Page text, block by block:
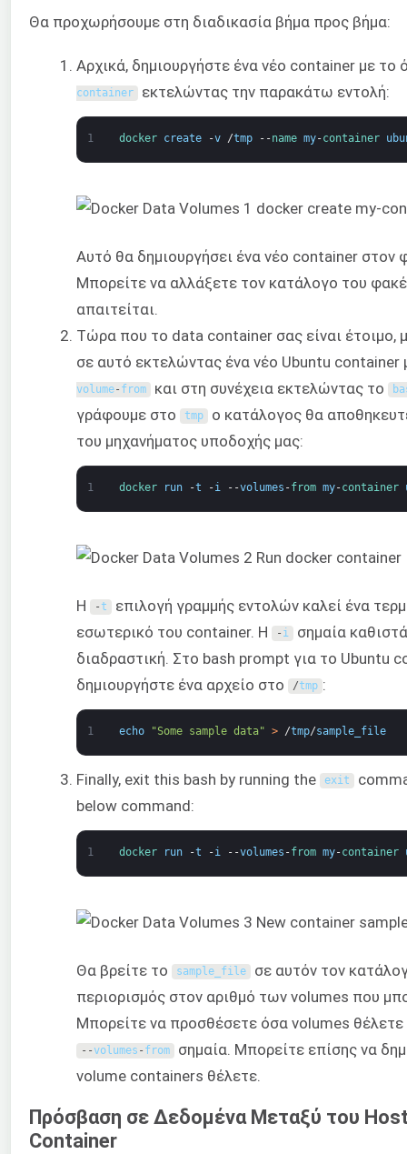
Θα προχωρήσουμε στη διαδικασία βήμα προς βήμα:
Αρχικά, δημιουργήστε ένα νέο container με το
container εκτελώντας την παρακάτω εντολή:
1 docker create -v /tmp --name my-container
Αυτό θα δημιουργήσει ένα νέο container στον
Μπορείτε να αλλάξετε τον κατάλογο του
απαιτείται.
Τώρα που το data container σας είναι έτοιμο,
σε αυτό εκτελώντας ένα νέο Ubuntu container
volume- from και στη συνέχεια εκτελώντας το
γράφουμε στο tmp ο κατάλογος θα
του μηχανήματος υποδοχής μας:
1 docker run -t -i --volumes -from my-container
Η -t επιλογή γραμμής εντολών καλεί ένα
εσωτερικό του container. Η
- i σημαία
διαδραστική. Στο bash prompt για το Ubuntu
δημιουργήστε ένα αρχείο στο
/tmp :
1 echo "Some sample data" > /tmp/sample_file
Finally, exit this bash by running the exit
below command:
1 docker run -t -i --volumes -from my-container
Θα βρείτε το sample_file σε αυτόν τον
περιορισμός στον αριθμό των volumes που
Μπορείτε να προσθέσετε όσα volumes
--volumes - from σημαία. Μπορείτε επίσης να
volume containers θέλετε.
Πρόσβαση σε Δεδομένα Μεταξύ του
Container